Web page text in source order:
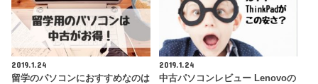
2019.1.24
留学のパソコンにおすすめなのは
2019.1.24
中古パソコンレビュー Lenovoの